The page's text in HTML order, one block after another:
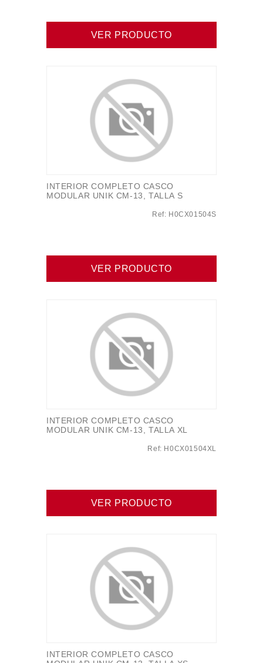
VER PRODUCTO
INTERIOR COMPLETO CASCO
MODULAR UNIK CM-13, TALLA S
Ref: H0CX01504S
VER PRODUCTO
INTERIOR COMPLETO CASCO
MODULAR UNIK CM-13, TALLA XL
Ref: H0CX01504XL
VER PRODUCTO
INTERIOR COMPLETO CASCO